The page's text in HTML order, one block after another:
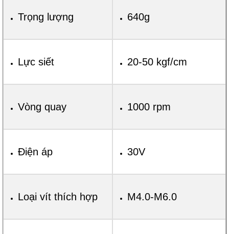
Trọng lượng 640g
Lực siết 20-50 kgf/cm
Vòng quay 1000 rpm
Điện áp 30V
Loại vít thích hợp M4.0-M6.0